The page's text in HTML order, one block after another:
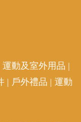
運動及室外用品 |
| 戶外禮品 | 運動